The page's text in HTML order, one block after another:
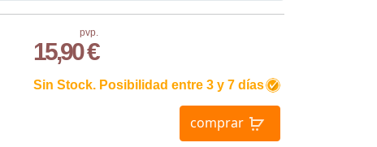
pvp.
15,90 €
Sin Stock. Posibilidad entre 3 y 7 días
comprar